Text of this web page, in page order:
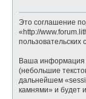
Это соглашение
«http://
Ваша информация
(небольшие
дальнейшем
камнями» и будет